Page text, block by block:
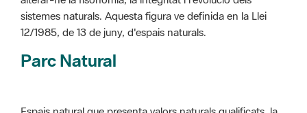
Parc Natural
Espais natural que presenta valors naturals qualificats, la